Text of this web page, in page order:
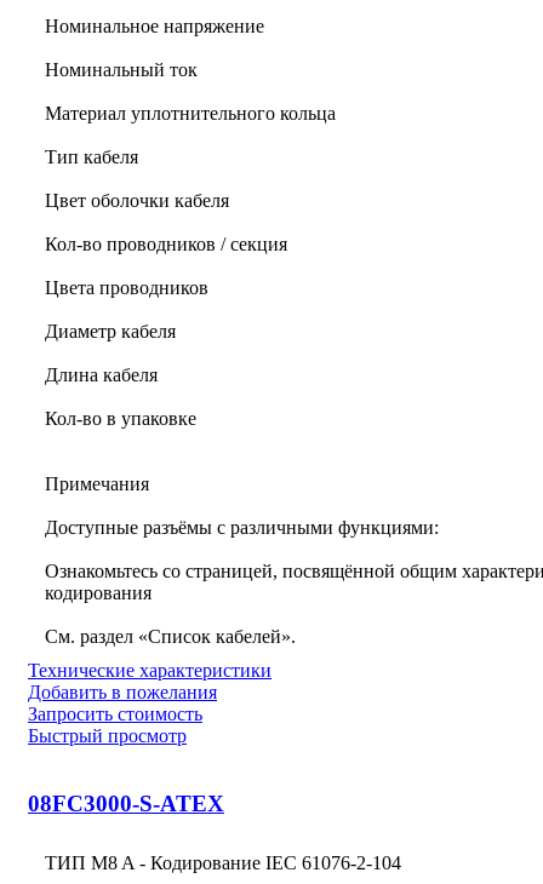
Номинальное напряжение
Номинальный ток
Материал уплотнительного кольца
Тип кабеля
Цвет оболочки кабеля
Кол-во проводников / секция
Цвета проводников
Диаметр кабеля
Длина кабеля
Кол-во в упаковке
Примечания
Доступные разъёмы с различными функциями:
Ознакомьтесь со страницей, посвящённой общим
кодирования
См. раздел «Список кабелей».
Технические характеристики
Добавить в пожелания
Запросить стоимость
Быстрый просмотр
08FC3000-S-ATEX
ТИП M8 A - Кодирование IEC 61076-2-104